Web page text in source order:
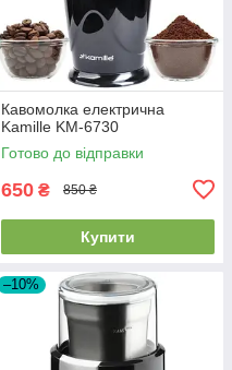
Кавомолка електрична
Kamille KM-6730
Готово до відправки
650 ₴ 850 ₴
Купити
–10%